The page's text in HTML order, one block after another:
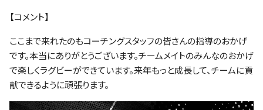
【コメント】
ここまで来れたのもコーチングスタッフの皆さんの指導のおかげ
です。本当にありがとうございます。チームメイトのみんなのおかげ
で楽しくラグビーができています。来年もっと成長して、チームに貢
献できるように頑張ります。